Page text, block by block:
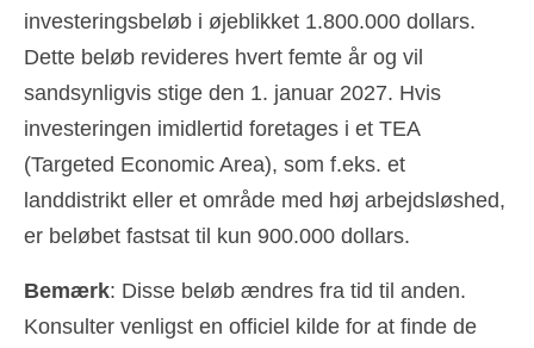
investeringsbeløb i øjeblikket 1.800.000 dollars.
Dette beløb revideres hvert femte år og vil
sandsynligvis stige den 1. januar 2027. Hvis
investeringen imidlertid foretages i et TEA
(Targeted Economic Area), som f.eks. et
landdistrikt eller et område med høj arbejdsløshed,
er beløbet fastsat til kun 900.000 dollars.
Bemærk: Disse beløb ændres fra tid til anden.
Konsulter venligst en officiel kilde for at finde de